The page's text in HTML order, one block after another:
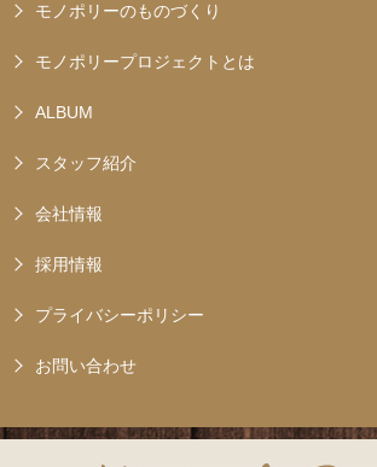
モノポリーのものづくり
モノポリープロジェクトとは
ALBUM
スタッフ紹介
会社情報
採用情報
プライバシーポリシー
お問い合わせ